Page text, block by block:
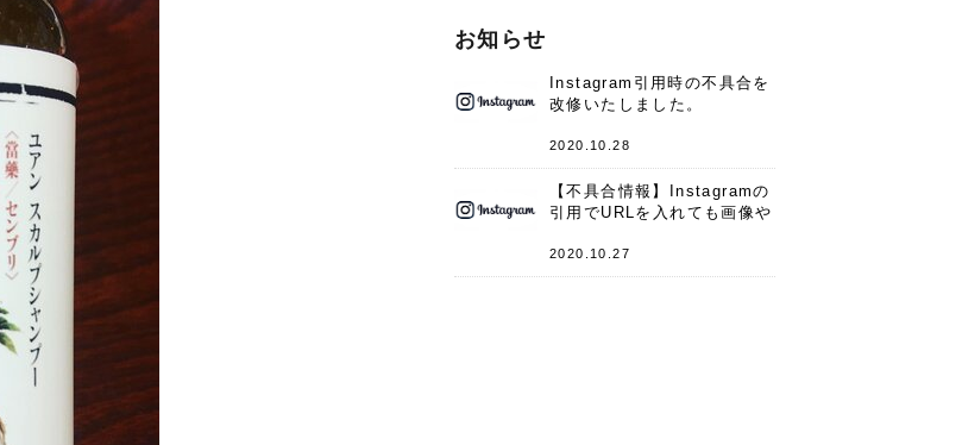
お知らせ
Instagram引用時の不具合を
改修いたしました。
2020.10.28
【不具合情報】Instagramの
引用でURLを入れても画像や
件
2020.10.27